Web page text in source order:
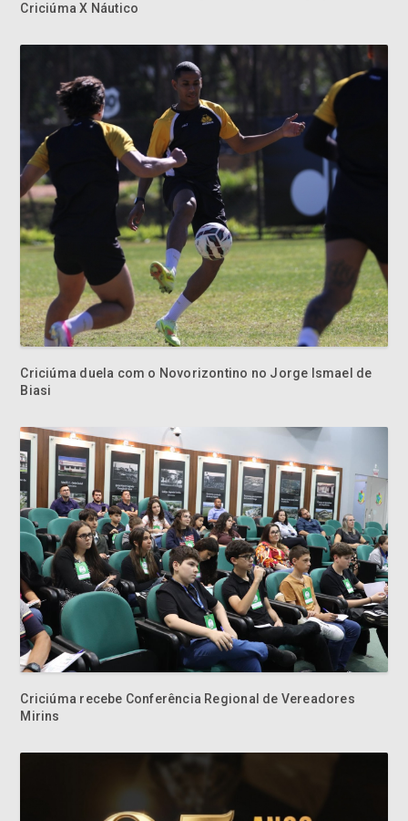
Criciúma X Náutico
Criciúma duela com o Novorizontino no Jorge Ismael de
Biasi
Criciúma recebe Conferência Regional de Vereadores
Mirins